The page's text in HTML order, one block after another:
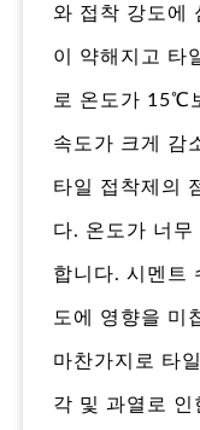
와 접착 강도에
이 약해지고 타
로 온도가 15℃
속도가 크게 감
타일 접착제의
다. 온도가 너
합니다. 시멘트
도에 영향을 미
마찬가지로 타
각 및 과열로 인